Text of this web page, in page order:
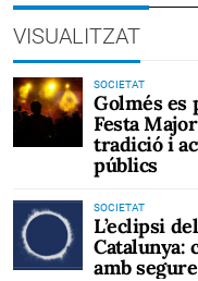
VISUALITZAT
SOCIETAT
Golmés es
Festa
tradició i
públics
SOCIETAT
L’eclipsi
Catalunya:
amb